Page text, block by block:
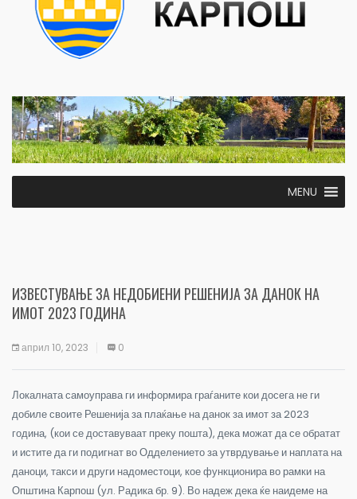
MENU
ИЗВЕСТУВАЊЕ ЗА НЕДОБИЕНИ РЕШЕНИЈА ЗА ДАНОК НА
ИМОТ 2023 ГОДИНА
април 10, 2023 0
Локалната самоуправа ги информира граѓаните кои досега не ги
добиле своите Решенија за плаќање на данок за имот за 2023
година, (кои се доставуваат преку пошта), дека можат да се обратат
и истите да ги подигнат во Одделението за утврдување и наплата на
даноци, такси и други надоместоци, кое функционира во рамки на
Општина Карпош (ул. Радика бр. 9). Во надеж дека ќе наидеме на